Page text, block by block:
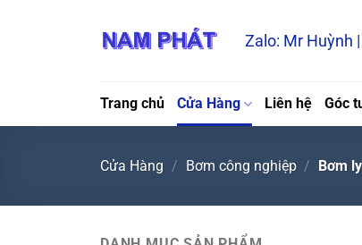
Zalo: Mr Huỳnh
Trang chủ Cửa Hàng Liên hệ Góc
Cửa Hàng / Bơm công nghiệp / Bơm